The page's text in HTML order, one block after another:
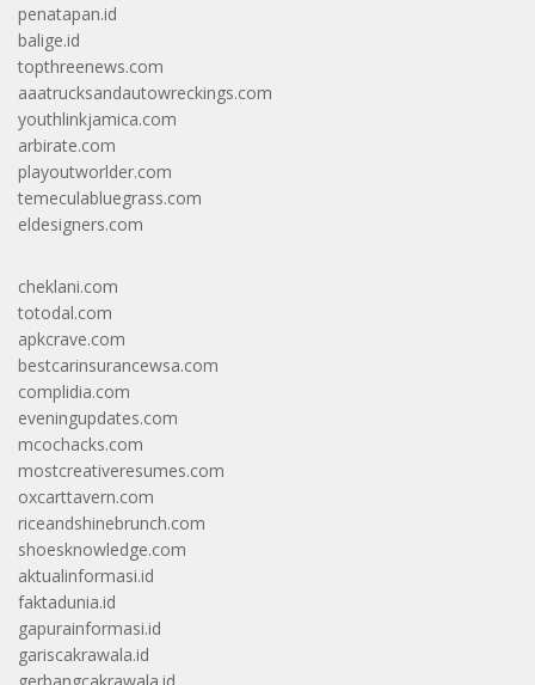
penatapan.id
balige.id
topthreenews.com
aaatrucksandautowreckings.com
youthlinkjamica.com
arbirate.com
playoutworlder.com
temeculabluegrass.com
eldesigners.com
cheklani.com
totodal.com
apkcrave.com
bestcarinsurancewsa.com
complidia.com
eveningupdates.com
mcochacks.com
mostcreativeresumes.com
oxcarttavern.com
riceandshinebrunch.com
shoesknowledge.com
aktualinformasi.id
faktadunia.id
gapurainformasi.id
gariscakrawala.id